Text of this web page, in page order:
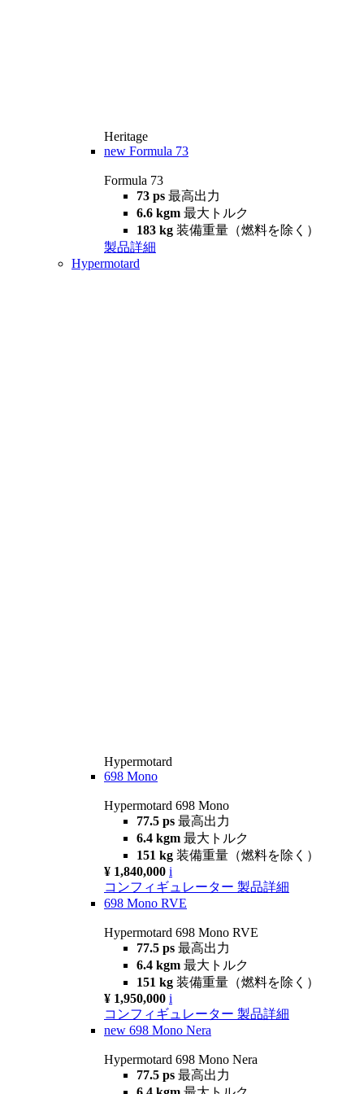
Heritage
new Formula 73
Formula 73
73 ps 最高出力
6.6 kgm 最大トルク
183 kg 装備重量（燃料を除く）
製品詳細
Hypermotard
Hypermotard
698 Mono
Hypermotard 698 Mono
77.5 ps 最高出力
6.4 kgm 最大トルク
151 kg 装備重量（燃料を除く）
¥ 1,840,000 i
コンフィギュレーター 製品詳細
698 Mono RVE
Hypermotard 698 Mono RVE
77.5 ps 最高出力
6.4 kgm 最大トルク
151 kg 装備重量（燃料を除く）
¥ 1,950,000 i
コンフィギュレーター 製品詳細
new 698 Mono Nera
Hypermotard 698 Mono Nera
77.5 ps 最高出力